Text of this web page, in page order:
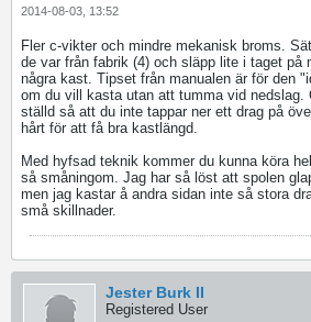
2014-08-03, 13:52
Fler c-vikter och mindre mekanisk broms.
de var från fabrik (4) och släpp lite i taget på
några kast. Tipset från manualen är för den
om du vill kasta utan att tumma vid nedslag.
ställd så att du inte tappar ner ett drag på
hårt för att få bra kastlängd.
Med hyfsad teknik kommer du kunna köra
så småningom. Jag har så löst att spolen
men jag kastar å andra sidan inte så stora
små skillnader.
Jester Burk II
Registered User